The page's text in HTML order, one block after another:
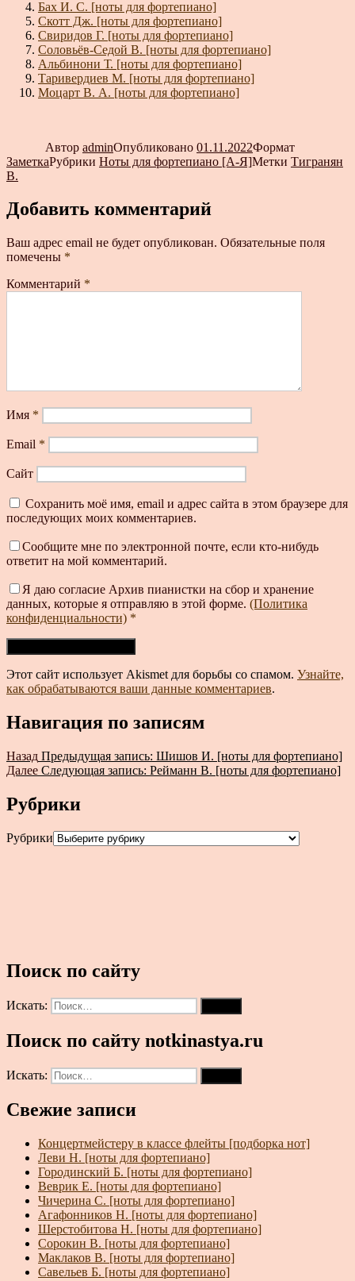
Бах И. С. [ноты для фортепиано]
Скотт Дж. [ноты для фортепиано]
Свиридов Г. [ноты для фортепиано]
Соловьёв-Седой В. [ноты для фортепиано]
Альбинони Т. [ноты для фортепиано]
Таривердиев М. [ноты для фортепиано]
Моцарт В. А. [ноты для фортепиано]
Автор adminОпубликовано 01.11.2022Формат
ЗаметкаРубрики Ноты для фортепиано [А-Я]Метки Тигранян
В.
Добавить комментарий
Ваш адрес email не будет опубликован. Обязательные поля
помечены *
Комментарий *
Имя *
Email *
Сайт
Сохранить моё имя, email и адрес сайта в этом браузере для
последующих моих комментариев.
Сообщите мне по электронной почте, если кто-нибудь
ответит на мой комментарий.
Я даю согласие Архив пианистки на сбор и хранение
данных, которые я отправляю в этой форме. (Политика
конфиденциальности) *
Этот сайт использует Akismet для борьбы со спамом. Узнайте,
как обрабатываются ваши данные комментариев.
Навигация по записям
Назад Предыдущая запись: Шишов И. [ноты для фортепиано]
Далее Следующая запись: Рейманн В. [ноты для фортепиано]
Рубрики
Рубрики
Поиск по сайту
Искать:
Поиск по сайту notkinastya.ru
Искать:
Свежие записи
Концертмейстеру в классе флейты [подборка нот]
Леви Н. [ноты для фортепиано]
Городинский Б. [ноты для фортепиано]
Веврик Е. [ноты для фортепиано]
Чичерина С. [ноты для фортепиано]
Агафонников Н. [ноты для фортепиано]
Шерстобитова Н. [ноты для фортепиано]
Сорокин В. [ноты для фортепиано]
Маклаков В. [ноты для фортепиано]
Савельев Б. [ноты для фортепиано]